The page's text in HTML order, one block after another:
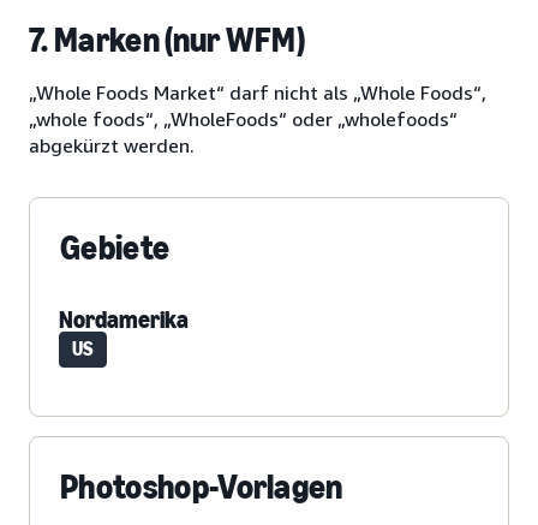
7. Marken (nur WFM)
„Whole Foods Market“ darf nicht als „Whole Foods“,
„whole foods“, „WholeFoods“ oder „wholefoods“
abgekürzt werden.
Gebiete
Nordamerika
US
Photoshop-Vorlagen